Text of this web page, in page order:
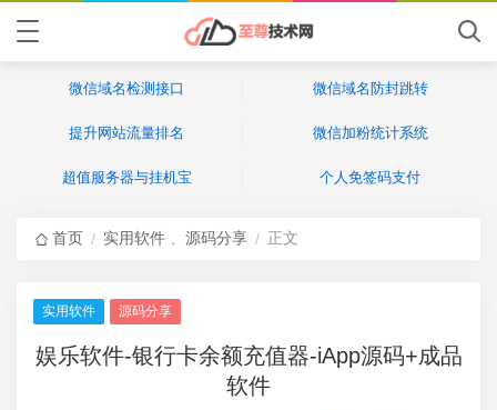
微信域名检测接口 微信域名防封跳转
提升网站流量排名 微信加粉统计系统
超值服务器与挂机宝 个人免签码支付
首页 / 实用软件 源码分享 / 正文
实用软件 源码分享
娱乐软件-银行卡余额充值器-iApp源码+成品
软件